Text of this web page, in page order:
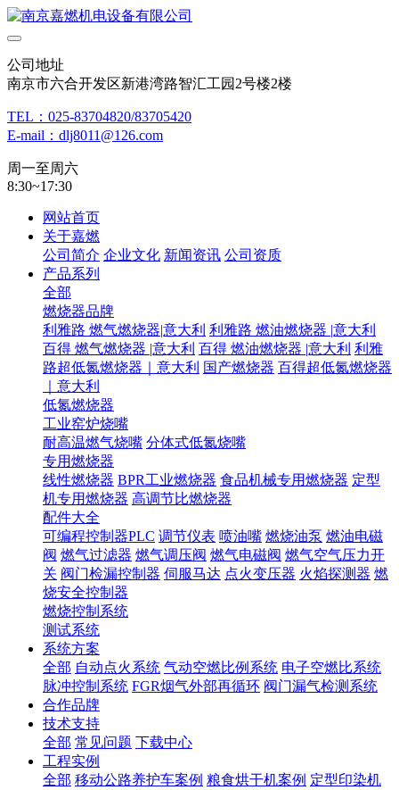
公司地址
南京市六合开发区新港湾路智汇工园2号楼2楼
TEL：025-83704820/83705420
E-mail：dlj8011@126.com
周一至周六
8:30~17:30
网站首页
关于嘉燃
公司简介 企业文化 新闻资讯 公司资质
产品系列
全部
燃烧器品牌
利雅路 燃气燃烧器|意大利 利雅路 燃油燃烧器 |意大利
百得 燃气燃烧器 |意大利 百得 燃油燃烧器 |意大利 利雅
路超低氮燃烧器｜意大利 国产燃烧器 百得超低氮燃烧器
｜意大利
低氮燃烧器
工业窑炉烧嘴
耐高温燃气烧嘴 分体式低氮烧嘴
专用燃烧器
线性燃烧器 BPR工业燃烧器 食品机械专用燃烧器 定型
机专用燃烧器 高调节比燃烧器
配件大全
可编程控制器PLC 调节仪表 喷油嘴 燃烧油泵 燃油电磁
阀 燃气过滤器 燃气调压阀 燃气电磁阀 燃气空气压力开
关 阀门检漏控制器 伺服马达 点火变压器 火焰探测器 燃
烧安全控制器
燃烧控制系统
测试系统
系统方案
全部 自动点火系统 气动空燃比例系统 电子空燃比系统
脉冲控制系统 FGR烟气外部再循环 阀门漏气检测系统
合作品牌
技术支持
全部 常见问题 下载中心
工程实例
全部 移动公路养护车案例 粮食烘干机案例 定型印染机